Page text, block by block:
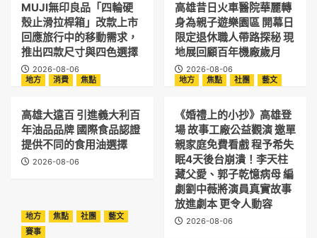
MUJI無印良品「四輪硬
殼止滑拉桿箱」改款上市
回應旅行中的移動需求，
推出四款尺寸與四色選擇
2026-08-06
高雄昔日火車醫院華麗轉
身為親子遊樂園區 開幕日
限定退休職人帶路探秘 現
地展回顧百年機廠歲月
2026-08-06
地方
消費 焦點
高雄大遠百 引進義大利百
年油品品牌 國際食品認證
提供不同的食用油選擇
2026-08-06
地方 焦點 社團 藝文
《婚禮上的小抄》高雄登
場 故事工廠公益觀演 邀單
親家庭免費看戲 程予希失
眠4天後台崩潰！李天柱
藏父愛、郭子乾憶病母 編
劇劉中薇將演員真實故事
放進劇本 更令人動容
2026-08-06
地方 焦點 社團
藝文
賽事